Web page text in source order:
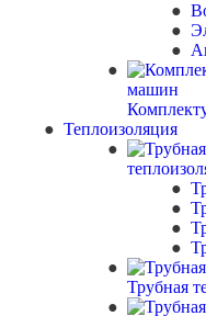
Теплоизоляция
Трубная